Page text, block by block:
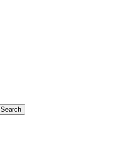
Search
Search